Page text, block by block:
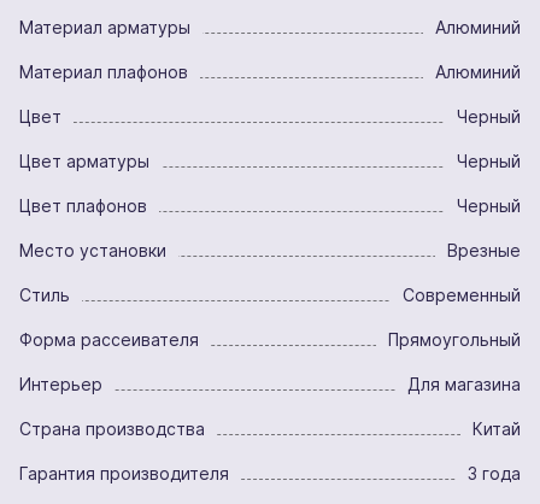
Материал арматуры Алюминий
Материал плафонов Алюминий
Цвет Черный
Цвет арматуры Черный
Цвет плафонов Черный
Место установки Врезные
Стиль Современный
Форма рассеивателя Прямоугольный
Интерьер Для магазина
Страна производства Китай
Гарантия производителя 3 года